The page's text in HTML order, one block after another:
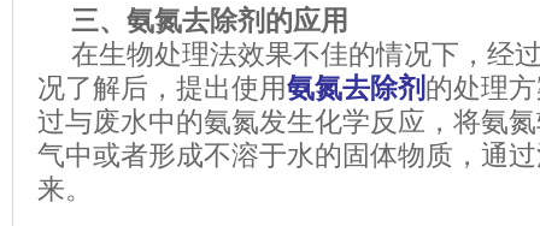
三、氨氮去除剂的应用
在生物处理法效果不佳的情况下， 经
况了解后， 提出使用氨氮去除剂 的处理
过与废水中的氨氮发生化学反应，将氨
气中或者形成不溶于水的固体物质，通
来。